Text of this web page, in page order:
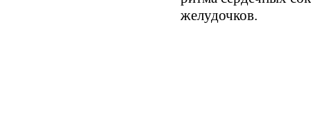
желудочков.